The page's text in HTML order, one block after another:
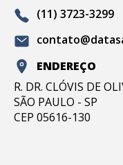
(11) 3723-3299
ENDEREÇO
R. DR. CLÓVIS DE
SÃO PAULO - SP
CEP 05616-130